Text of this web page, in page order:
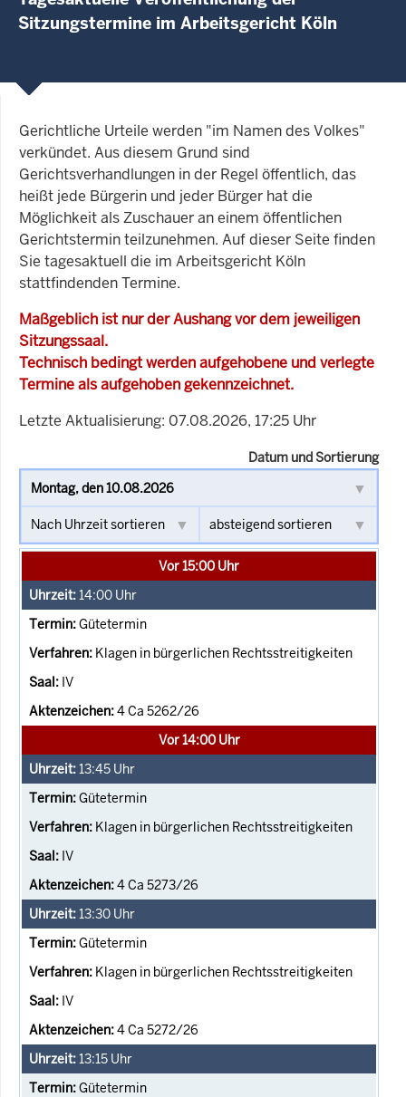
Sitzungstermine im Arbeitsgericht Köln
Gerichtliche Urteile werden "im Namen des Volkes"
verkündet. Aus diesem Grund sind
Gerichtsverhandlungen in der Regel öffentlich, das
heißt jede Bürgerin und jeder Bürger hat die
Möglichkeit als Zuschauer an einem öffentlichen
Gerichtstermin teilzunehmen. Auf dieser Seite finden
Sie tagesaktuell die im Arbeitsgericht Köln
stattfindenden Termine.
Maßgeblich ist nur der Aushang vor dem jeweiligen
Sitzungssaal.
Technisch bedingt werden aufgehobene und verlegte
Termine als aufgehoben gekennzeichnet.
Letzte Aktualisierung: 07.08.2026, 17:25 Uhr
Datum und Sortierung
Vor 15:00 Uhr
14:00 Uhr
Gütetermin
Klagen in bürgerlichen Rechtsstreitigkeiten
IV
4 Ca 5262/26
Vor 14:00 Uhr
13:45 Uhr
Gütetermin
Klagen in bürgerlichen Rechtsstreitigkeiten
IV
4 Ca 5273/26
13:30 Uhr
Gütetermin
Klagen in bürgerlichen Rechtsstreitigkeiten
IV
4 Ca 5272/26
13:15 Uhr
Gütetermin